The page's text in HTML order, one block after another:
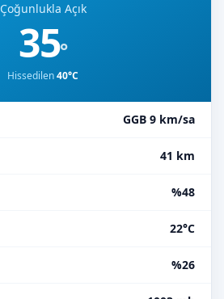
Çoğunlukla Açık
35°
Hissedilen40°C
GGB 9 km/sa
41 km
%48
22°C
%26